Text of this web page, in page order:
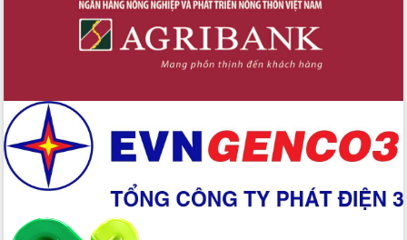
Dự án cao tốc Khánh Hòa - Buôn Ma
Định vị cà phê Việt Nam như một “di
sản sống” trong dòng chảy toàn cầu
sống người dân từ những mô hình thiết
Quyết liệt tháo gỡ vướng mắc, đẩy
nhanh tiến độ các dự án trọng điểm
trong Khu kinh tế Nam Phú Yên
Hòn Yến phát triển du lịch gắn với bảo
tồn biển